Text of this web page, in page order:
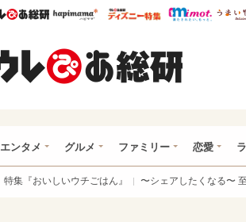
ウレぴあ総研ハピママ* ウレぴあ総研
エンタメ グルメ ファミリー 恋愛
特集『おいしいウチごはん』 〜シェアしたくなる〜